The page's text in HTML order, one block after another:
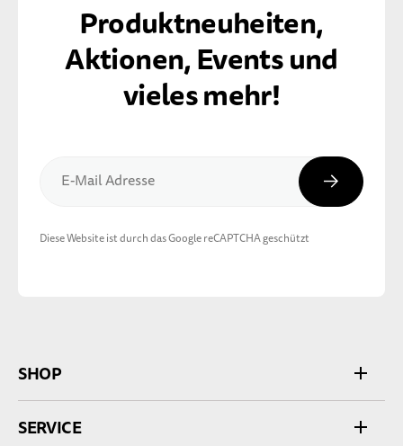
E-Mail Adresse
Diese Website ist durch das Google reCAPTCHA geschützt
Produktneuheiten,
Aktionen, Events und
vieles mehr!
SHOP
SERVICE